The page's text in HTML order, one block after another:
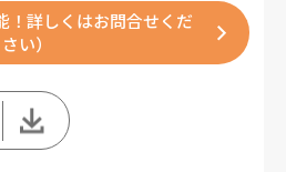
！詳しくはお問合せくだ
さい）